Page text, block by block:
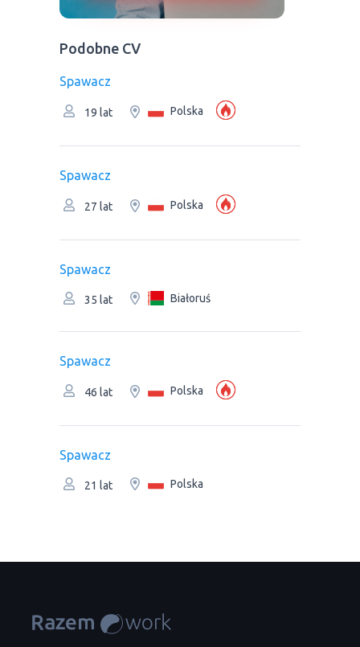
Podobne CV
Spawacz
19 lat Polska
Spawacz
27 lat Polska
Spawacz
35 lat Białoruś
Spawacz
46 lat Polska
Spawacz
21 lat Polska